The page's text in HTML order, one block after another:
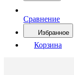
Сравнение
Избранное
Корзина